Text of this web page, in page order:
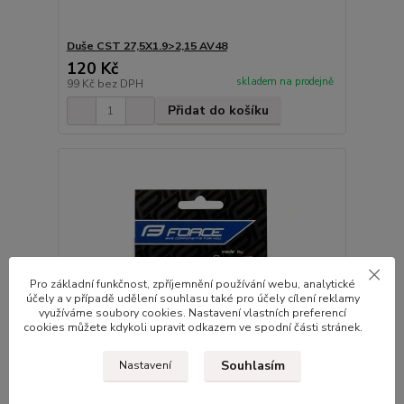
Duše CST 27,5X1.9>2,15 AV48
120 Kč
99 Kč bez DPH skladem na prodejně
Přidat do košíku
Pro základní funkčnost, zpříjemnění používání webu, analytické
účely a v případě udělení souhlasu také pro účely cílení reklamy
využíváme soubory cookies. Nastavení vlastních preferencí
cookies můžete kdykoli upravit odkazem ve spodní části stránek.
Nastavení Souhlasím